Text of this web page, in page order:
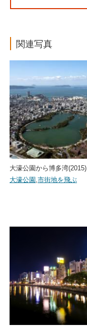
関連写真
大濠公園から博多湾(2015)
大濠公園 ,市街地を飛ぶ